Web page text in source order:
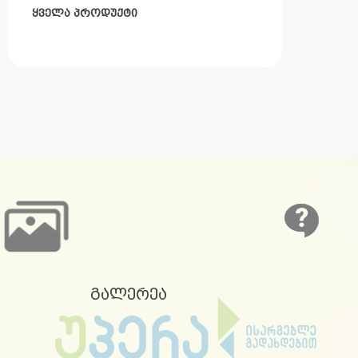
ყველა პროდუქტი
გალერეა